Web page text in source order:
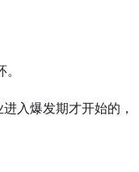
入爆发期才开始的，